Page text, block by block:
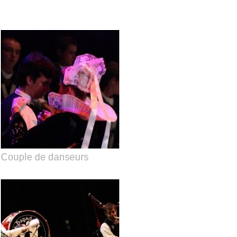
Couple de danseurs